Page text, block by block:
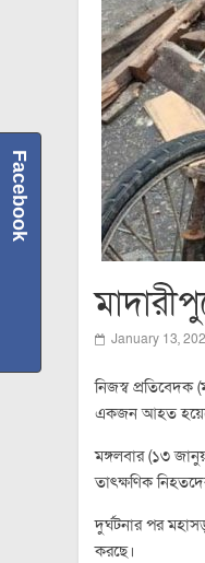
January 13,
নিজস্ব প্রতিবেদক
একজন আহত
মঙ্গলবার (১৩
তাৎক্ষণিক
দুর্ঘটনার পর
করছে।
Facebook